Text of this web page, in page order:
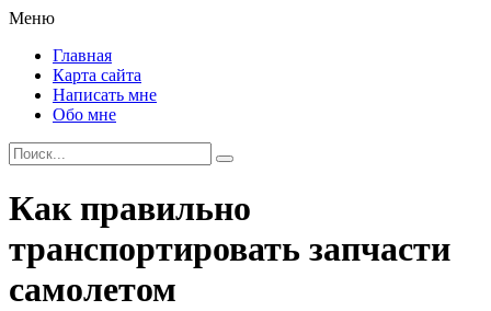
Меню
Главная
Карта сайта
Написать мне
Обо мне
Как правильно
транспортировать запчасти
самолетом